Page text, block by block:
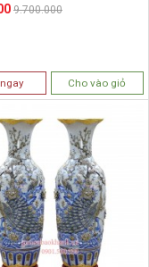
9.700.000
Cho vào giỏ